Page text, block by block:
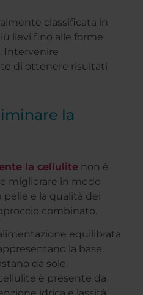
classificata in
lievi fino alle forme
Intervenire
di ottenere risultati
la
la cellulite non è
migliorare in modo
pelle e la qualità dei
combinato.
equilibrata
la base.
da sole,
è presente da